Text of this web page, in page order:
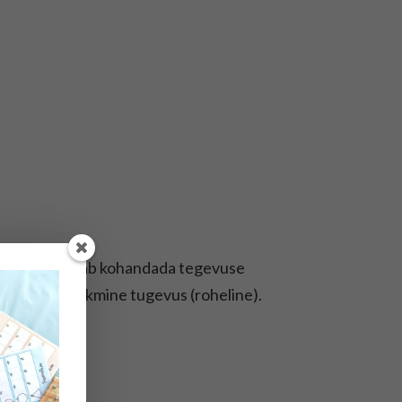
võimaldab kohandada tegevuse
ja keskmine tugevus (roheline).